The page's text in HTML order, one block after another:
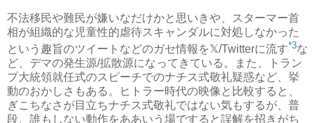
不法移民や難民が嫌いなだけかと思いきや、スターマー首
相が組織的な児童性的虐待スキャンダルに対処しなかった
という趣旨のツイートなどのガセ情報を𝕏/Twitterに流す*3な
ど、デマの発生源/拡散源になってきている。また、トラン
プ大統領就任式のスピーチでのナチス式敬礼疑惑など、挙
動のおかしさもある。ヒトラー時代の映像と比較すると、
ぎこちなさが目立ちナチス式敬礼ではない気もするが、普
段、誰もしない動作をああいう場ですると誤解を招きがち